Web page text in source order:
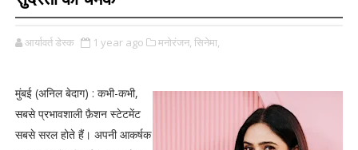
आर्यावर्त डेस्क 1 year ago मनोरंजन, सिनेमा,
मुंबई (अनिल बेदाग) : कभी-कभी,
सबसे प्रभावशाली फ़ैशन स्टेटमेंट
सबसे सरल होते हैं। अपनी आकर्षक